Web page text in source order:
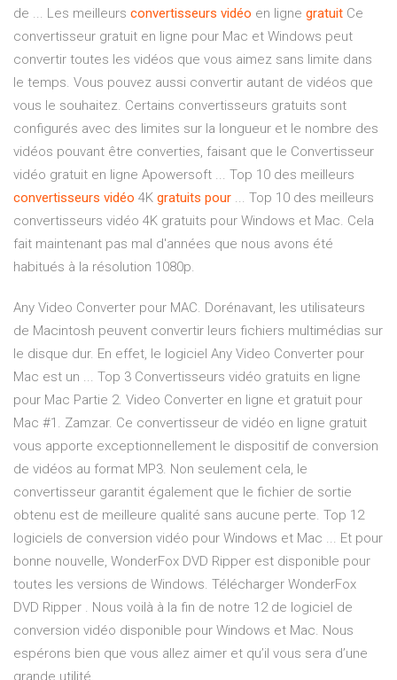
de ... Les meilleurs convertisseurs vidéo en ligne gratuit Ce
convertisseur gratuit en ligne pour Mac et Windows peut
convertir toutes les vidéos que vous aimez sans limite dans
le temps. Vous pouvez aussi convertir autant de vidéos que
vous le souhaitez. Certains convertisseurs gratuits sont
configurés avec des limites sur la longueur et le nombre des
vidéos pouvant être converties, faisant que le Convertisseur
vidéo gratuit en ligne Apowersoft ... Top 10 des meilleurs
convertisseurs vidéo 4K gratuits pour ... Top 10 des meilleurs
convertisseurs vidéo 4K gratuits pour Windows et Mac. Cela
fait maintenant pas mal d'années que nous avons été
habitués à la résolution 1080p.
Any Video Converter pour MAC. Dorénavant, les utilisateurs
de Macintosh peuvent convertir leurs fichiers multimédias sur
le disque dur. En effet, le logiciel Any Video Converter pour
Mac est un ... Top 3 Convertisseurs vidéo gratuits en ligne
pour Mac Partie 2. Video Converter en ligne et gratuit pour
Mac #1. Zamzar. Ce convertisseur de vidéo en ligne gratuit
vous apporte exceptionnellement le dispositif de conversion
de vidéos au format MP3. Non seulement cela, le
convertisseur garantit également que le fichier de sortie
obtenu est de meilleure qualité sans aucune perte. Top 12
logiciels de conversion vidéo pour Windows et Mac ... Et pour
bonne nouvelle, WonderFox DVD Ripper est disponible pour
toutes les versions de Windows. Télécharger WonderFox
DVD Ripper . Nous voilà à la fin de notre 12 de logiciel de
conversion vidéo disponible pour Windows et Mac. Nous
espérons bien que vous allez aimer et qu’il vous sera d’une